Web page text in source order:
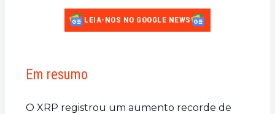
LEIA-NOS NO GOOGLE NEWS
Em resumo
O XRP registrou um aumento recorde de